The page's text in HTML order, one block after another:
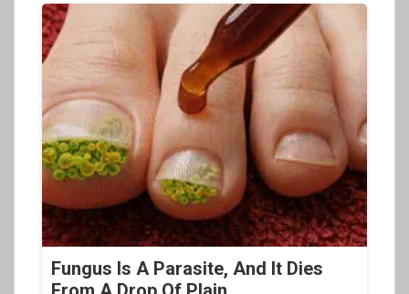
Fungus Is A Parasite, And It Dies